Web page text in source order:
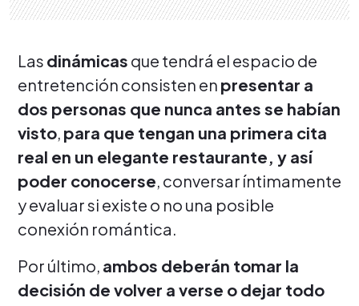
Las dinámicas que tendrá el espacio de
entretención consisten en presentar a
dos personas que nunca antes se habían
visto, para que tengan una primera cita
real en un elegante restaurante, y así
poder conocerse, conversar íntimamente
y evaluar si existe o no una posible
conexión romántica.
Por último, ambos deberán tomar la
decisión de volver a verse o dejar todo